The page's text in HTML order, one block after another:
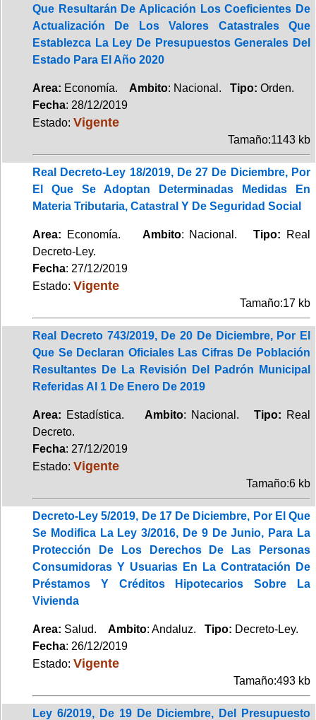
Que Resultarán De Aplicación Los Coeficientes De
Actualización De Los Valores Catastrales Que
Establezca La Ley De Presupuestos Generales Del
Estado Para El Año 2020
Area: Economía. Ambito: Nacional. Tipo: Orden.
Fecha: 28/12/2019
Estado: Vigente
Tamaño:1143 kb
Real Decreto-Ley 18/2019, De 27 De Diciembre, Por
El Que Se Adoptan Determinadas Medidas En
Materia Tributaria, Catastral Y De Seguridad Social
Area: Economía. Ambito: Nacional.Tipo:
Real
Decreto-Ley.
Fecha: 27/12/2019
Estado: Vigente
Tamaño:17 kb
Real Decreto 743/2019, De 20 De Diciembre, Por El
Que Se Declaran Oficiales Las Cifras De Población
Resultantes De La Revisión Del Padrón Municipal
Referidas Al 1 De Enero De 2019
Area: Estadística. Ambito: Nacional. Tipo: Real
Decreto.
Fecha: 27/12/2019
Estado: Vigente
Tamaño:6 kb
Decreto-Ley 5/2019, De 17 De Diciembre, Por El Que
Se Modifica La Ley 3/2016, De 9 De Junio, Para La
Protección De Los Derechos De Las Personas
Consumidoras Y Usuarias En La Contratación De
Préstamos Y Créditos Hipotecarios Sobre La
Vivienda
Area: Salud. Ambito: Andaluz. Tipo: Decreto-Ley.
Fecha: 26/12/2019
Estado: Vigente
Tamaño:493 kb
Ley 6/2019, De 19 De Diciembre, Del Presupuesto